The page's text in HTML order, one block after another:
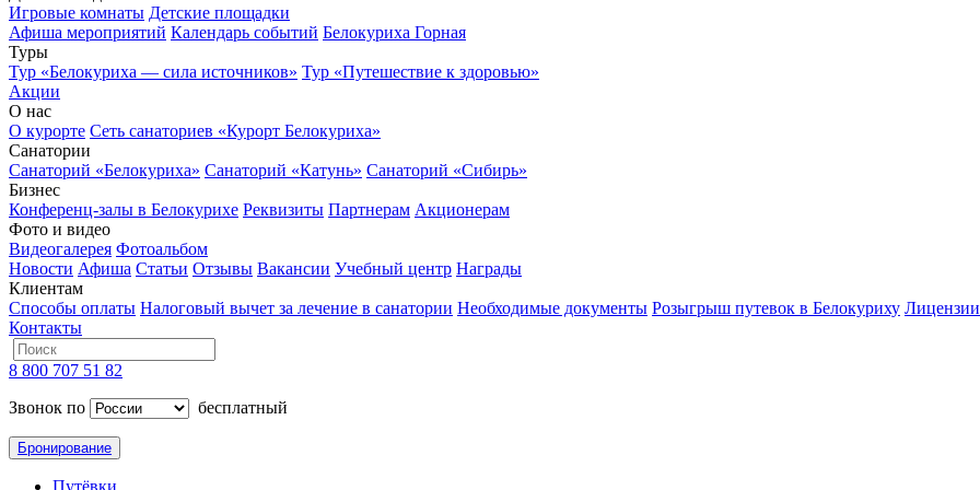
Игровые комнаты Детские площадки
Афиша мероприятий Календарь событий Белокуриха Горная
Туры
Тур «Белокуриха — сила источников» Тур «Путешествие к здоровью»
Акции
О нас
О курорте Сеть санаториев «Курорт Белокуриха»
Санатории
Санаторий «Белокуриха» Санаторий «Катунь» Санаторий «Сибирь»
Бизнес
Конференц-залы в Белокурихе Реквизиты Партнерам Акционерам
Фото и видео
Видеогалерея Фотоальбом
Новости Афиша Статьи Отзывы Вакансии Учебный центр Награды
Клиентам
Способы оплаты Налоговый вычет за лечение в санатории Необходимые документы Розыгрыш путевок в Белокуриху
Контакты
8 800 707 51 82
Звонок по
бесплатный
Бронирование
Путёвки